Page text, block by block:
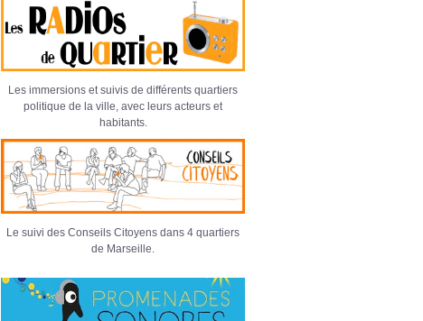
Les immersions et suivis de différents quartiers
politique de la ville, avec leurs acteurs et
habitants.
Le suivi des Conseils Citoyens dans 4 quartiers
de Marseille.